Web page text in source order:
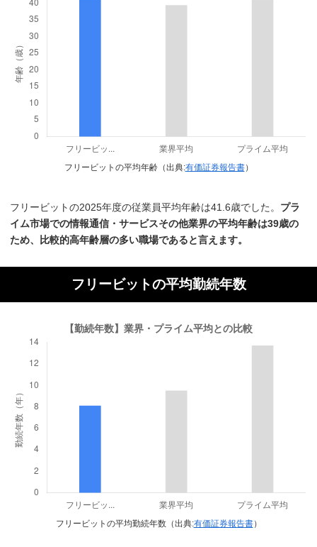
フリービットの平均年齢（出典:有価証券報告書）
フリービットの2025年度の従業員平均年齢は41.6歳でした。 プラ
イム市場での情報通信・サービスその他業界の平均年齢は39歳の
ため、比較的高年齢層の多い職場であると言えます。
フリービットの平均勤続年数
フリービットの平均勤続年数（出典:有価証券報告書）